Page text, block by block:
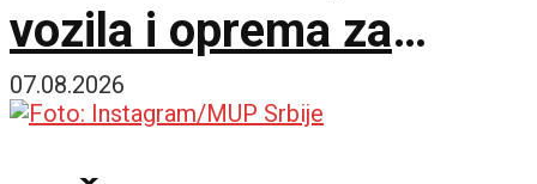
vozila i oprema za
čišćenje i održavanje
07.08.2026